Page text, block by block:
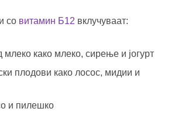
со витамин Б12 вклучуваат:
млеко како млеко, сирење и јогурт
плодови како лосос, мидии и
и пилешко